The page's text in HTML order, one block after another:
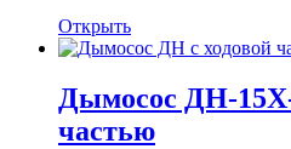
Открыть
Дымосос ДН-15Х-
частью